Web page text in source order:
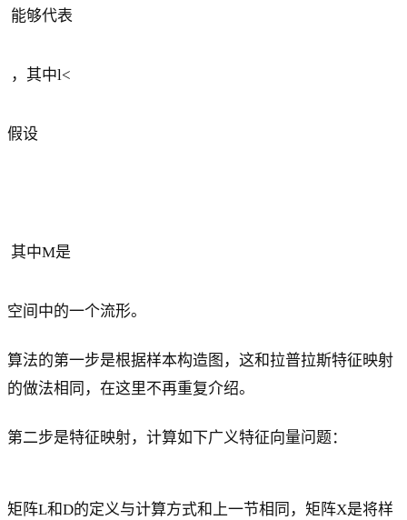
能够代表
，其中l<
假设
其中M是
空间中的一个流形。
算法的第一步是根据样本构造图，这和拉普拉斯特征映射
的做法相同，在这里不再重复介绍。
第二步是特征映射，计算如下广义特征向量问题：
矩阵L和D的定义与计算方式和上一节相同，矩阵X是将样